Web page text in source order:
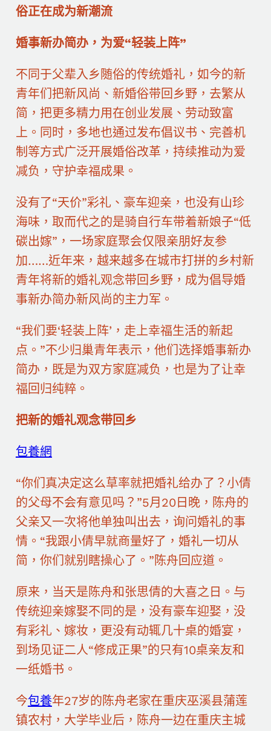
俗正在成为新潮流
婚事新办简办，为爱“轻装上阵”
不同于父辈入乡随俗的传统婚礼，如今的新
青年们把新风尚、新婚俗带回乡野，去繁从
简，把更多精力用在创业发展、劳动致富
上。同时，多地也通过发布倡议书、完善机
制等方式广泛开展婚俗改革，持续推动为爱
减负，守护幸福成果。
没有了“天价”彩礼、豪车迎亲，也没有山珍
海味，取而代之的是骑自行车带着新娘子“低
碳出嫁”，一场家庭聚会仅限亲朋好友参
加……近年来，越来越多在城市打拼的乡村新
青年将新的婚礼观念带回乡野，成为倡导婚
事新办简办新风尚的主力军。
“我们要‘轻装上阵’，走上幸福生活的新起
点。”不少归巢青年表示，他们选择婚事新办
简办，既是为双方家庭减负，也是为了让幸
福回归纯粹。
把新的婚礼观念带回乡
包養網
“你们真决定这么草率就把婚礼给办了？小倩
的父母不会有意见吗？”5月20日晚，陈舟的
父亲又一次将他单独叫出去，询问婚礼的事
情。“我跟小倩早就商量好了，婚礼一切从
简，你们就别瞎操心了。”陈舟回应道。
原来，当天是陈舟和张思倩的大喜之日。与
传统迎亲嫁娶不同的是，没有豪车迎娶，没
有彩礼、嫁妆，更没有动辄几十桌的婚宴，
到场见证二人“修成正果”的只有10桌亲友和
一纸婚书。
今包養年27岁的陈舟老家在重庆巫溪县蒲莲
镇农村，大学毕业后，陈舟一边在重庆主城